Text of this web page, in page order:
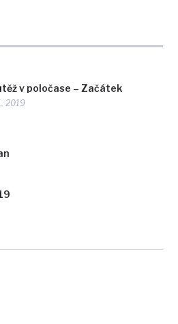
v poločase – Začátek
2019